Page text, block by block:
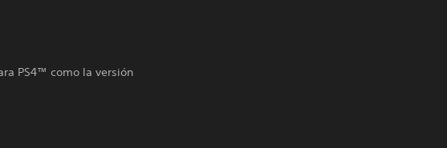
PS4™ como la versión